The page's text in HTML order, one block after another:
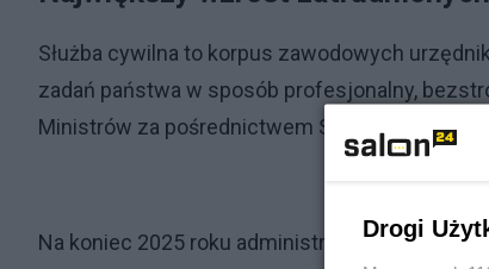
Służba cywilna to korpus zawodowych
zadań państwa w sposób profesjonalny,
Ministrów za pośrednictwem Szefa Służby
Na koniec 2025 roku administracja rządowa
Drogi